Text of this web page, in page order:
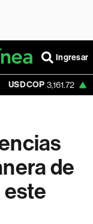
Ingresar
3,161.72 +0.07%
de